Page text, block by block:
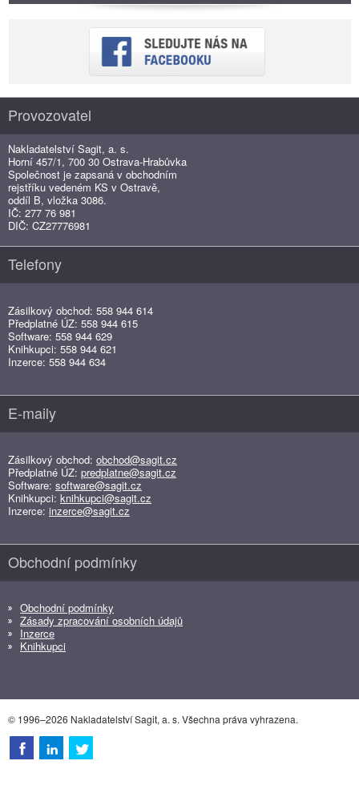
Provozovatel
Nakladatelství Sagit, a. s.
Horní 457/1, 700 30 Ostrava-Hrabůvka
Společnost je zapsaná v obchodním
rejstříku vedeném KS v Ostravě,
oddíl B, vložka 3086.
IČ: 277 76 981
DIČ: CZ27776981
Telefony
Zásilkový obchod: 558 944 614
Předplatné ÚZ: 558 944 615
Software: 558 944 629
Knihkupci: 558 944 621
Inzerce: 558 944 634
E-maily
Zásilkový obchod: obchod@sagit.cz
Předplatné ÚZ: predplatne@sagit.cz
Software: software@sagit.cz
Knihkupci: knihkupci@sagit.cz
Inzerce: inzerce@sagit.cz
Obchodní podmínky
Obchodní podmínky
Zásady zpracování osobních údajů
Inzerce
Knihkupci
© 1996–2026 Nakladatelství Sagit, a. s. Všechna práva vyhrazena.